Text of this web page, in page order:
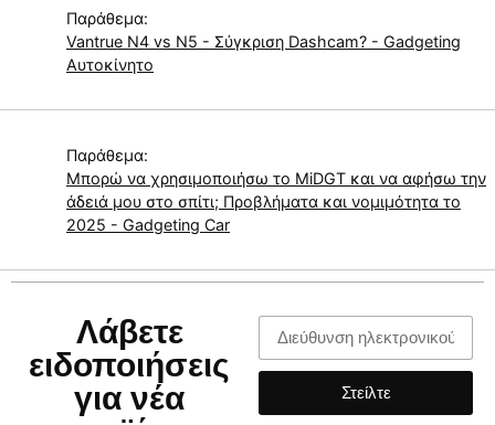
Παράθεμα:
Vantrue N4 vs N5 - Σύγκριση Dashcam? - Gadgeting
Αυτοκίνητο
Παράθεμα:
Μπορώ να χρησιμοποιήσω το MiDGT και να αφήσω την
άδειά μου στο σπίτι; Προβλήματα και νομιμότητα το
2025 - Gadgeting Car
Λάβετε
ειδοποιήσεις
για νέα
Στείλτε